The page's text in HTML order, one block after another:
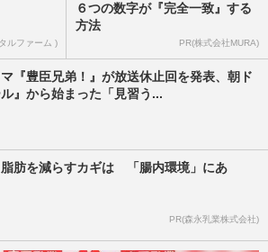
ルファーム )
６つの数字が『完全一致』する
方法
PR(株式会社MURA)
『豊臣兄弟！』が放送休止回を発表、朝ド
』から始まった「見習う...
肪を減らすカギは 「腸内環境」にあ
PR(森永乳業株式会社)